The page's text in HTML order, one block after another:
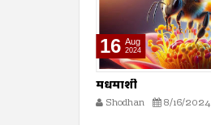
16 Aug
2024
मधमाशी
Shodhan 8/16/2024